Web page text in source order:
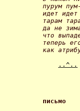
пурум
идет
тарам
да не
что
теперь
как
..^..
письмо